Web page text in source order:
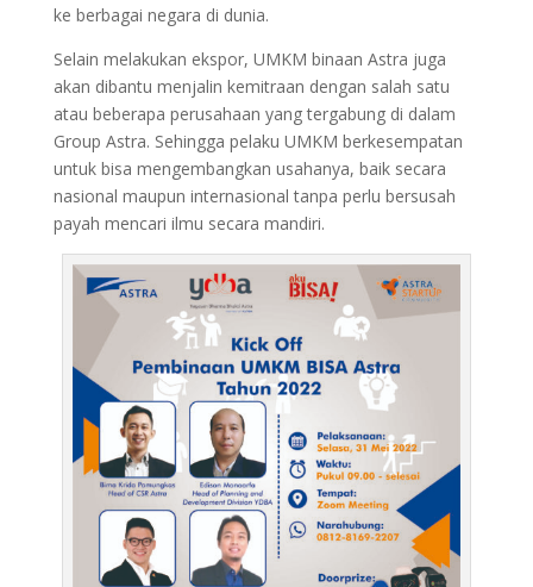
ke berbagai negara di dunia.
Selain melakukan ekspor, UMKM binaan Astra juga
akan dibantu menjalin kemitraan dengan salah satu
atau beberapa perusahaan yang tergabung di dalam
Group Astra. Sehingga pelaku UMKM berkesempatan
untuk bisa mengembangkan usahanya, baik secara
nasional maupun internasional tanpa perlu bersusah
payah mencari ilmu secara mandiri.